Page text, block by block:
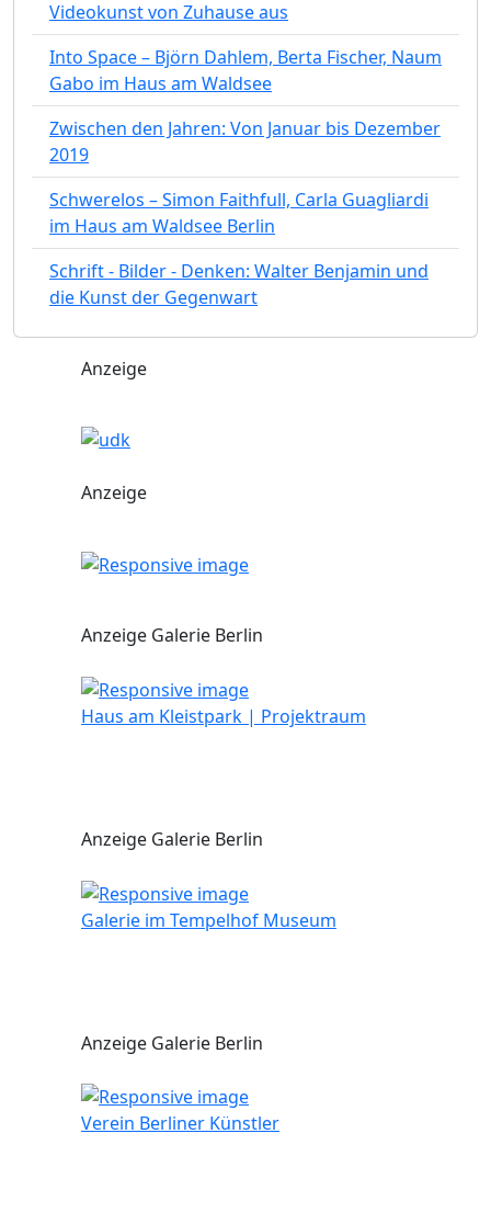
Videokunst von Zuhause aus
Into Space – Björn Dahlem, Berta Fischer, Naum
Gabo im Haus am Waldsee
Zwischen den Jahren: Von Januar bis Dezember
2019
Schwerelos – Simon Faithfull, Carla Guagliardi
im Haus am Waldsee Berlin
Schrift - Bilder - Denken: Walter Benjamin und
die Kunst der Gegenwart
Anzeige
Anzeige
Anzeige Galerie Berlin
Haus am Kleistpark | Projektraum
Anzeige Galerie Berlin
Galerie im Tempelhof Museum
Anzeige Galerie Berlin
Verein Berliner Künstler